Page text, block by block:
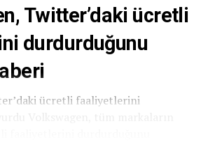
Twitter’daki ücretli
durdurduğunu
ücretli faaliyetlerini